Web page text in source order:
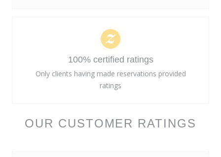
OUR CUSTOMER RATINGS
100% certified ratings
Only clients having made reservations provided
ratings